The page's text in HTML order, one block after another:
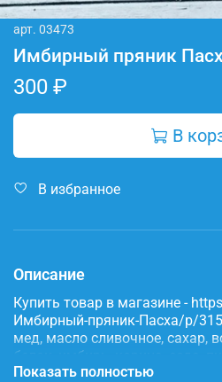
арт. 03473
Имбирный пряник
300 ₽
В
В избранное
Описание
Купить товар в магазине -
Имбирный-пряник-Пасха/p/
мед, масло сливочное, сахар,
белок, имбирь, корица, сода,
Показать полностью